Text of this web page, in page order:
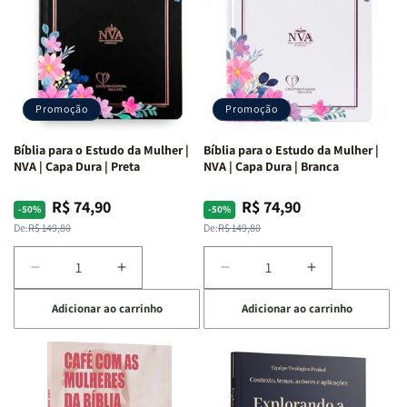
Promoção
Bíblia para o Estudo da Mulher |
NVA | Capa Dura | Preta
-50%
Preço
normal
De:R$ 149,80
Preço
promocional
R$ 74,90
Diminuir
a
quantidade
de
Bíblia
para
Aumentar
a
quantidade
de
Bíblia
para
o
Adicionar ao carrinho
Promoção
Bíblia para o Estudo da Mulher |
NVA | Capa Dura | Branca
-50%
Preço
normal
De:R$ 149,80
Preço
promocional
R$ 74,90
Diminuir
a
quantidade
de
Bíblia
o
Aumentar
a
quantidade
de
Bíblia
para
o
Adicionar ao carrinho